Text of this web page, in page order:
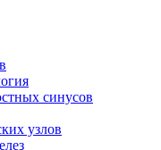
синусов
узлов